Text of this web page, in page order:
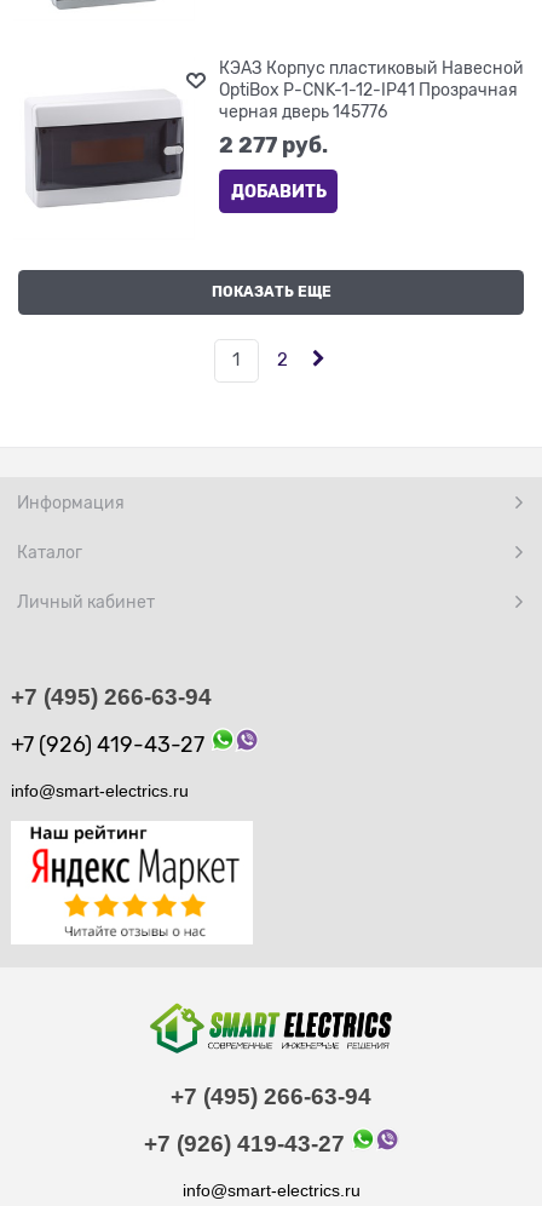
КЭАЗ Корпус пластиковый Навесной
OptiBox P-CNK-1-12-IP41 Прозрачная
черная дверь 145776
2 277 руб.
ДОБАВИТЬ
ПОКАЗАТЬ ЕЩЕ
1 2
Информация
Каталог
Личный кабинет
+7 (495) 266-63-94
+7 (926) 419-43-27
info@smart-electrics.ru
+7 (495) 266-63-94
+7 (926) 419-43-27
info@smart-electrics.ru